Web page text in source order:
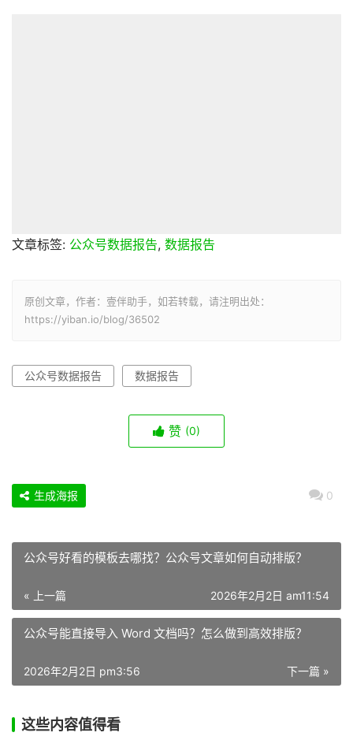
文章标签: 公众号数据报告, 数据报告
原创文章，作者：壹伴助手，如若转载，请注明出处：
https://yiban.io/blog/36502
公众号数据报告 数据报告
赞 (0)
0
生成海报
公众号好看的模板去哪找？公众号文章如何自动排版？
« 上一篇 2026年2月2日 am11:54
公众号能直接导入 Word 文档吗？怎么做到高效排版？
下一篇 »
2026年2月2日 pm3:56
这些内容值得看